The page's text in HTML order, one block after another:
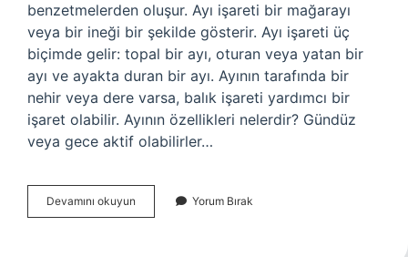
benzetmelerden oluşur. Ayı işareti bir mağarayı
veya bir ineği bir şekilde gösterir. Ayı işareti üç
biçimde gelir: topal bir ayı, oturan veya yatan bir
ayı ve ayakta duran bir ayı. Ayının tarafında bir
nehir veya dere varsa, balık işareti yardımcı bir
işaret olabilir. Ayının özellikleri nelerdir? Gündüz
veya gece aktif olabilirler…
Devamını okuyun
Ne
Yorum Bırak